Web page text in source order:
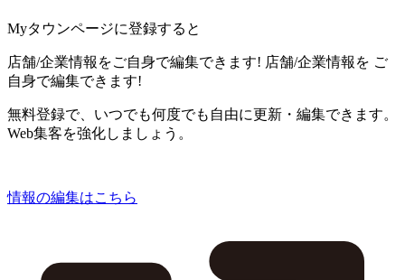
Myタウンページに登録すると
店舗/企業情報をご自身で編集できます! 店舗/企業情報を ご
自身で編集できます!
無料登録で、いつでも何度でも自由に更新・編集できます。
Web集客を強化しましょう。
情報の編集はこちら